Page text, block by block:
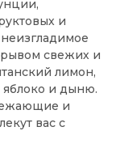
и
свежих и
лимон,
и дыню.
и
вас с